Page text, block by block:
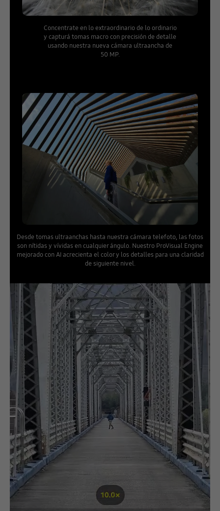
Concentrate en lo extraordinario de lo ordinario
y capturá tomas macro con precisión de detalle
usando nuestra nueva cámara ultraancha de
50 MP.
Desde tomas ultraanchas hasta nuestra cámara telefoto, las fotos
son nítidas y vívidas en cualquier ángulo. Nuestro ProVisual Engine
mejorado con AI acrecienta el color y los detalles para una claridad
de siguiente nivel.